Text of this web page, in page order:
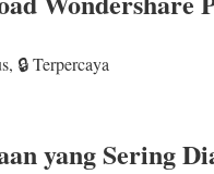
🔒 Terpercaya
yang Sering